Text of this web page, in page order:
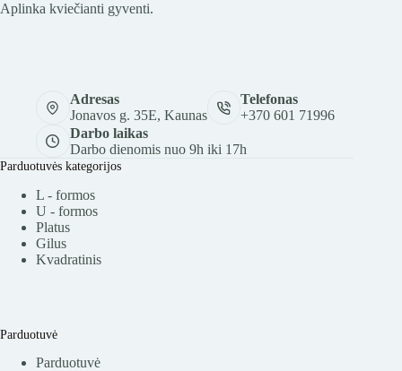
Aplinka kviečianti gyventi.
Adresas
Jonavos g. 35E, Kaunas
Telefonas
+370 601 71996
Darbo laikas
Darbo dienomis nuo 9h iki 17h
Parduotuvės kategorijos
L - formos
U - formos
Platus
Gilus
Kvadratinis
Parduotuvė
Parduotuvė